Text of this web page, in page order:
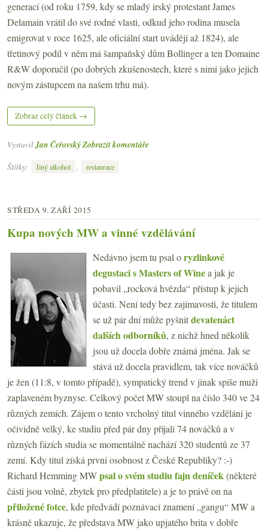
generací (od roku 1759, kdy se mladý irský protestant James
Delamain vrátil do své rodné vlasti, odkud jeho rodina musela
emigrovat v roce 1625, ale oficiální start uvádějí až 1824), ale
třetinový podíl v něm má šampaňský dům Bollinger a ten Domaine
R&W doporučil (po dobrých zkušenostech, které s nimi jako jejich
novým zástupcem na našem trhu má).
Zobraz celý článek →
VystavilJan ČeřovskýZobrazit komentáře
Štítky:
Jiný alkohol , restaurace
STŘEDA 9. ZÁŘÍ 2015
Kupa nových MW a vinné vzdělávání
Nedávno jsem tu psal oryzlinkové
degustaci s Masters of Winea jak je
pobavil „rocková hvězda“ přístup k jejich
účasti. Není tedy bez zajímavosti, že titulem
se už pár dní může pyšnitdevatenáct
dalších odborníků, z nichž hned několik
jsou už docela dobře známá jména. Jak se
stává už docela pravidlem, tak více nováčků
je žen (11:8, v tomto případě), sympatický trend v jinak spíše muži
zaplaveném byznyse. Celkový počet MW stoupl na číslo 340 ve 24
různých zemích. Zájem o tento vrcholný titul vinného vzdělání je
očividně velký, ke studiu před pár dny přijali 74 nováčků a v
různých fázích studia se momentálně nachází 320 studentů ze 37
zemí. Kdy titul získá první osobnost z České Republiky? :-)
Richard Hemming MWpsal o svém studiu fajn deníček(některé
části jsou volně, zbytek pro předplatitele) a je to právě on na
přiložené fotce, kde předvádí poznávací znamení „gangu“ MW a
krásně ukazuje, že představa MW jako upjatého brita v dobře